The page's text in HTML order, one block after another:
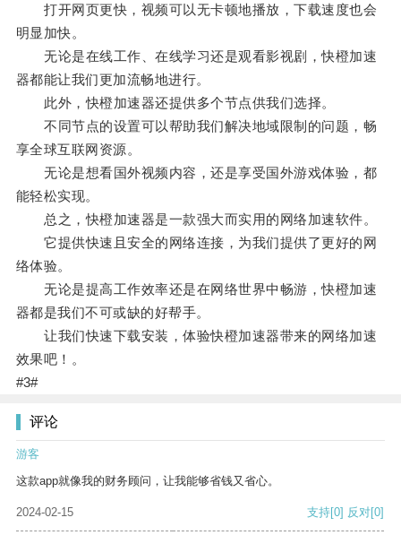
打开网页更快，视频可以无卡顿地播放，下载速度也会
明显加快。
无论是在线工作、在线学习还是观看影视剧，快橙加速
器都能让我们更加流畅地进行。
此外，快橙加速器还提供多个节点供我们选择。
不同节点的设置可以帮助我们解决地域限制的问题，畅
享全球互联网资源。
无论是想看国外视频内容，还是享受国外游戏体验，都
能轻松实现。
总之，快橙加速器是一款强大而实用的网络加速软件。
它提供快速且安全的网络连接，为我们提供了更好的网
络体验。
无论是提高工作效率还是在网络世界中畅游，快橙加速
器都是我们不可或缺的好帮手。
让我们快速下载安装，体验快橙加速器带来的网络加速
效果吧！。
#3#
评论
游客
这款app就像我的财务顾问，让我能够省钱又省心。
2024-02-15 支持[0] 反对[0]